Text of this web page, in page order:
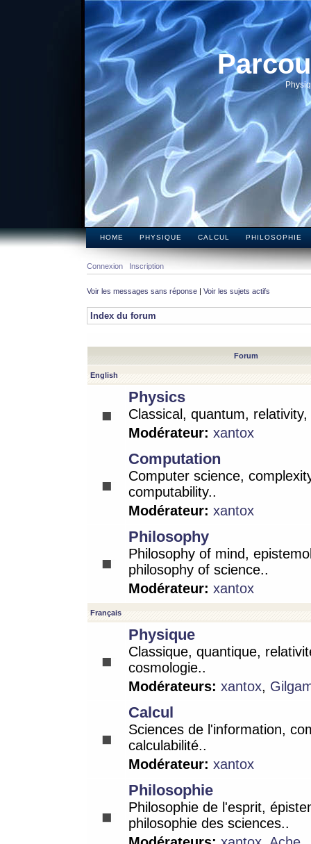
HOME PHYSIQUE CALCUL PHILOSOPHIE
Connexion Inscription
Voir les messages sans réponse | Voir les sujets actifs
Index du forum
Forum
English
Physics
Classical, quantum,
Modérateur: xantox
Computation
Computer science,
computability..
Modérateur: xantox
Philosophy
Philosophy of mind,
philosophy of science..
Modérateur: xantox
Français
Physique
Classique, quantique,
cosmologie..
Modérateurs: xantox,
Calcul
Sciences de l'information,
calculabilité..
Modérateur: xantox
Philosophie
Philosophie de l'esprit,
philosophie des sciences..